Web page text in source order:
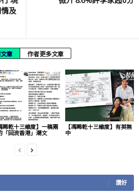
及
章 作者更多文章
睎乾十三維度】一稿兩
「回流香港」潮文
【馮睎乾十三維度】有英無
中
讚好